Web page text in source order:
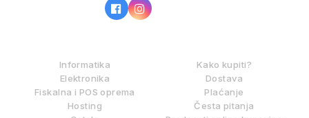
Informatika
Elektronika
Fiskalna i POS oprema
Hosting
Kako kupiti?
Dostava
Plaćanje
Česta pitanja